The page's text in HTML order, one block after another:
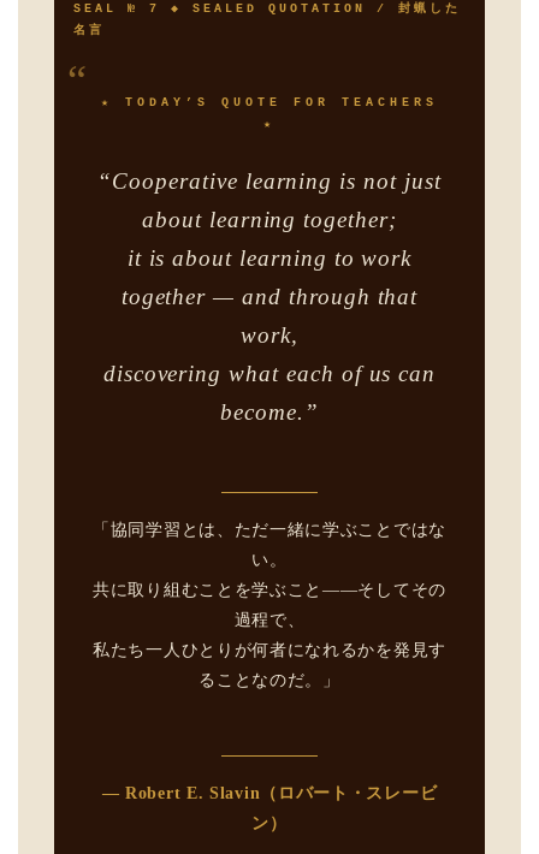
SEAL № 7 ◆ SEALED QUOTATION / 封蝋した
名言
“
★ TODAY’S QUOTE FOR TEACHERS
★
“Cooperative learning is not just
about learning together;
it is about learning to work
together — and through that
work,
discovering what each of us can
become.”
「協同学習とは、ただ一緒に学ぶことではな
い。
共に取り組むことを学ぶこと——そしてその
過程で、
私たち一人ひとりが何者になれるかを発見す
ることなのだ。」
— Robert E. Slavin（ロバート・スレービ
ン）